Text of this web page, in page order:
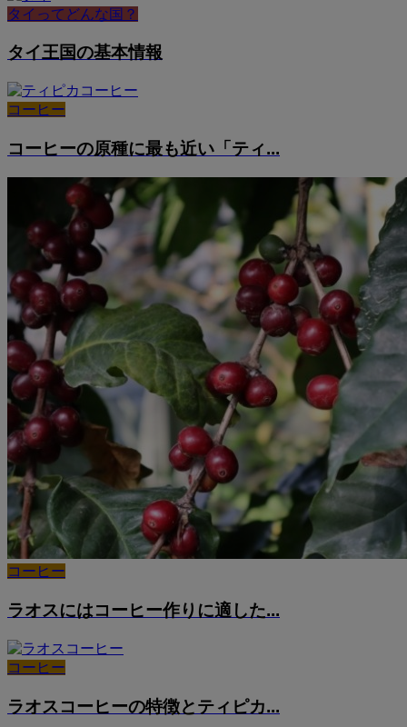
タイってどんな国？
タイ王国の基本情報
コーヒー
コーヒーの原種に最も近い「ティ...
コーヒー
ラオスにはコーヒー作りに適した...
コーヒー
ラオスコーヒーの特徴とティピカ...